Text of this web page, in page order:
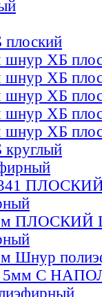
шнур ХБ
шнур ХБ
шнур ХБ
шнур ХБ
шнур ХБ
ПЛОСКИЙ
Шнур
5мм С